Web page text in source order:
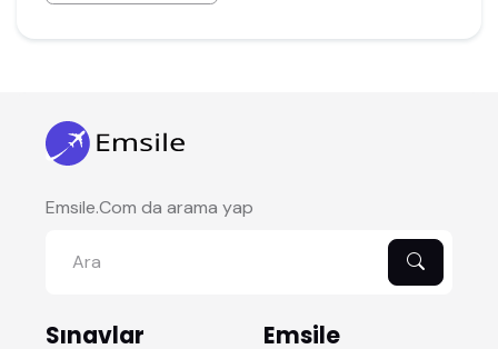
Emsile.Com da arama yap
Sınavlar Emsile